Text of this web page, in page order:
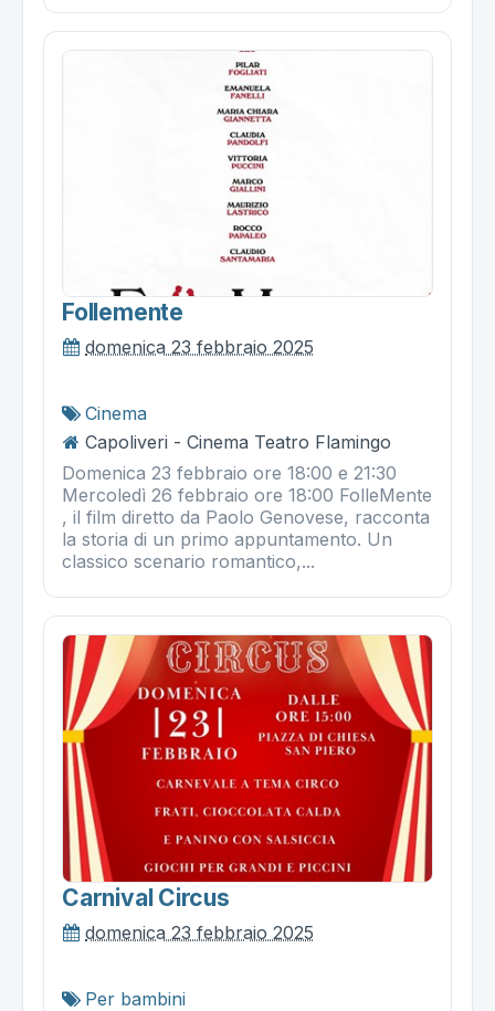
Follemente
domenica 23 febbraio 2025
Cinema
Capoliveri - Cinema Teatro Flamingo
Domenica 23 febbraio ore 18:00 e 21:30
Mercoledì 26 febbraio ore 18:00 FolleMente
, il film diretto da Paolo Genovese, racconta
la storia di un primo appuntamento. Un
classico scenario romantico,...
Carnival Circus
domenica 23 febbraio 2025
Per bambini